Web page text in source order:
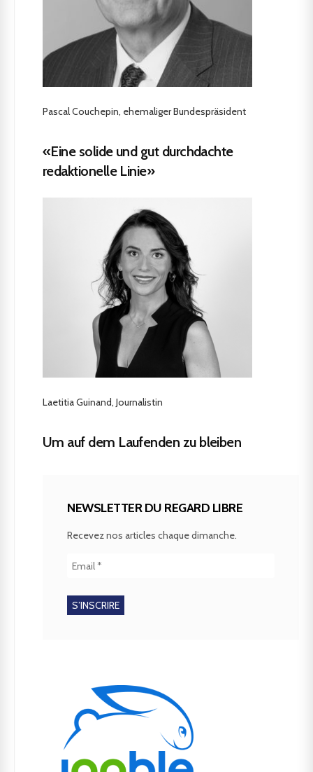
Pascal Couchepin, ehemaliger Bundespräsident
«Eine solide und gut durchdachte
redaktionelle Linie»
Laetitia Guinand, Journalistin
Um auf dem Laufenden zu bleiben
NEWSLETTER DU REGARD LIBRE
Recevez nos articles chaque dimanche.